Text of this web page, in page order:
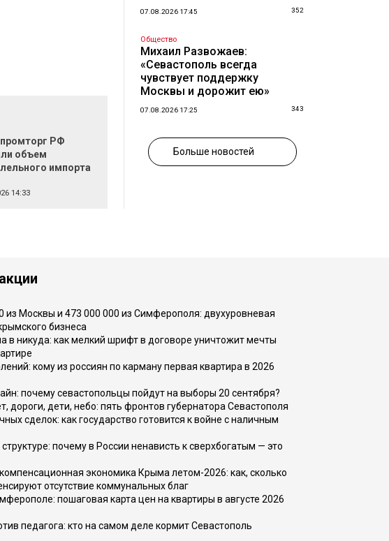
РФ
объем
импорта
14:33
07.08.2026 17:45 352
Общество
Михаил Развожаев:
«Севастополь всегда
чувствует поддержку
Москвы и дорожит ею»
07.08.2026 17:25 343
Больше новостей
из Москвы и 473 000 000 из Симферополя: двухуровневая
бизнеса
в никуда: как мелкий шрифт в договоре уничтожит мечты
кому из россиян по карману первая квартира в 2026
почему севастопольцы пойдут на выборы 20 сентября?
дороги, дети, небо: пять фронтов губернатора Севастополя
сделок: как государство готовится к войне с наличным
структуре: почему в России ненависть к сверхбогатым — это
экономика Крыма летом-2026: как, сколько
отсутствие коммунальных благ
пошаговая карта цен на квартиры в августе 2026
педагога: кто на самом деле кормит Севастополь